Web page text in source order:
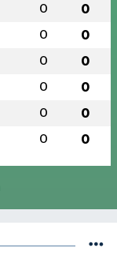
0 0
0 0
0 0
0 0
0 0
0 0